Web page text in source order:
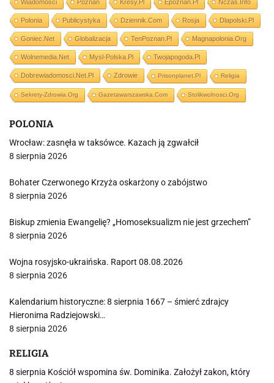
Wiadomości Poznań Kresy.pl Epoznan.pl Nczas.info
Polonia Publicystyka Dziennik.com Rosja Dlapolski.pl
Goniec.net Globalizacja TenPoznan.pl Magnapolonia.org
Wolnemedia.net Mysl-Polska.pl Twojapogoda.pl
Dobrewiadomosci.net.pl Zdrowie Prisonplanet.pl Religia
Sekrety-Zdrowia.org Gazetawarszawska.com Stolikwolnosci.org
POLONIA
Wrocław: zasnęła w taksówce. Kazach ją zgwałcił
8 sierpnia 2026
Bohater Czerwonego Krzyża oskarżony o zabójstwo
8 sierpnia 2026
Biskup zmienia Ewangelię? „Homoseksualizm nie jest grzechem”
8 sierpnia 2026
Wojna rosyjsko-ukraińska. Raport 08.08.2026
8 sierpnia 2026
Kalendarium historyczne: 8 sierpnia 1667 – śmierć zdrajcy
Hieronima Radziejowski…
8 sierpnia 2026
RELIGIA
8 sierpnia Kościół wspomina św. Dominika. Założył zakon, który